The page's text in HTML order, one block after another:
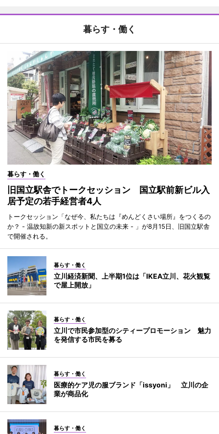
暮らす・働く
暮らす・働く
旧国立駅舎でトークセッション 国立駅前新ビル入
居予定の若手経営者4人
トークセッション「なぜ今、私たちは『めんどくさい場所』をつくるの
か？ - 温故知新の新スポットと国立の未来 - 」が8月15日、旧国立駅舎
で開催される。
暮らす・働く
立川経済新聞、上半期1位は「IKEA立川、花火観覧
で屋上開放」
暮らす・働く
立川で市民参加型のシティープロモーション 魅力
を発信する市民を募る
暮らす・働く
医療的ケア児の服ブランド「issyoni」 立川の企
業が商品化
暮らす・働く